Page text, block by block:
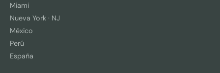
Miami
Nueva York · NJ
México
Perú
España